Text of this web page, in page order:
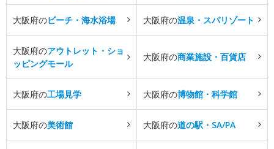
大阪府のビーチ・海水浴場 大阪府の温泉・スパリゾート
大阪府のアウトレット・ショ
ッピングモール
大阪府の商業施設・百貨店
大阪府の工場見学 大阪府の博物館・科学館
大阪府の美術館 大阪府の道の駅・SA/PA